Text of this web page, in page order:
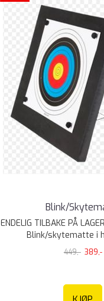
Blink/
ENDELIG TILBAKE PÅ
Blink/skytematte i
449,- 389,-